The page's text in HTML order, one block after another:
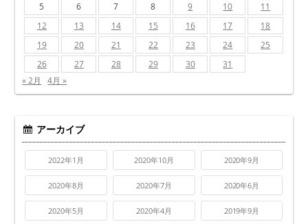
5
6 7 8 9 10
11
12
13 14 15 16 17
18
19
20 21 22 23 24
25
26
27 28 29 30
31
« 2月
4月 »
アーカイブ
2022年1月 2020年10月 2020年9月
2020年8月 2020年7月 2020年6月
2020年5月 2020年4月 2019年9月